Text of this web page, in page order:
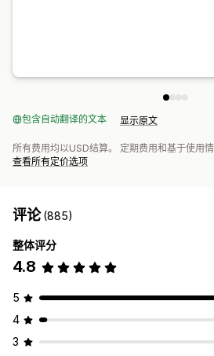
包含自动翻译的文本 显示原文
所有费用均以USD结算。 定期费用和基于使用
查看所有定价选项
评论(885)
整体评分
4.8
5
4
3